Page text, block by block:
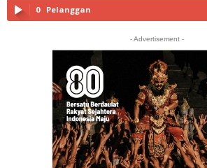
0 Pelanggan
- Advertisement -